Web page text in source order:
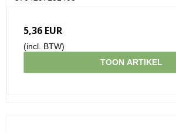
5,36 EUR
(incl. BTW)
TOON ARTIKEL